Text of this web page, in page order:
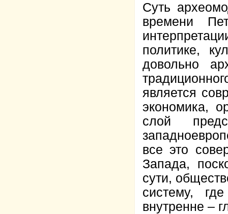
Суть
времени
политике,
довольно
является
экономика,
слой
все это
Запада,
сути,
систему,
внутренне –